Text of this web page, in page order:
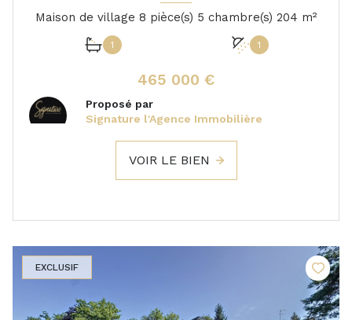
Maison de village 8 pièce(s) 5 chambre(s) 204 m²
1 1
465 000 €
Proposé par
Signature l'Agence Immobilière
VOIR LE BIEN
EXCLUSIF